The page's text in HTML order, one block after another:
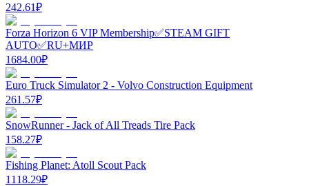
242.61₽
Forza Horizon 6 VIP Membership✅STEAM GIFT
AUTO✅RU+МИР
1684.00₽
Euro Truck Simulator 2 - Volvo Construction Equipment
261.57₽
SnowRunner - Jack of All Treads Tire Pack
158.27₽
Fishing Planet: Atoll Scout Pack
1118.29₽